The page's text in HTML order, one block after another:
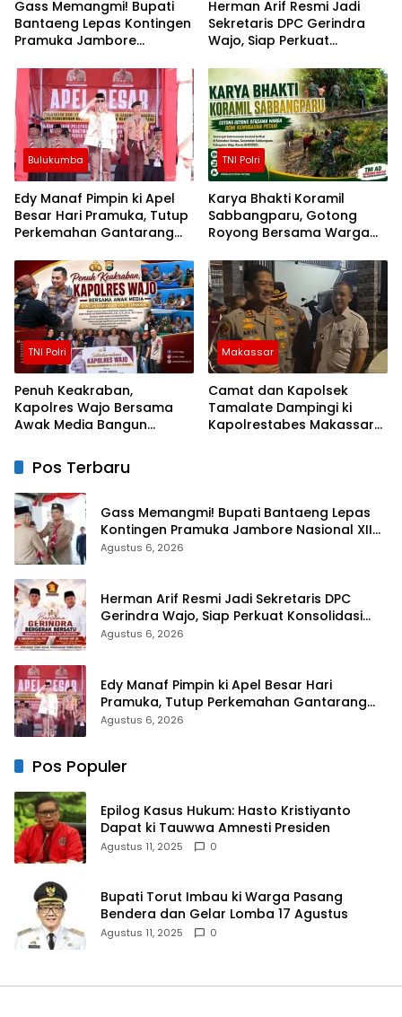
Gass Memangmi! Bupati
Bantaeng Lepas Kontingen
Pramuka Jambore
Herman Arif Resmi Jadi
Sekretaris DPC Gerindra
Wajo, Siap Perkuat
Bulukumba
Edy Manaf Pimpin ki Apel
Besar Hari Pramuka, Tutup
Perkemahan Gantarang
Jamnas XII 2026
TNI Polri
Karya Bhakti Koramil
Sabbangparu, Gotong
Royong Bersama Warga
TNI Polri
Penuh Keakraban,
Kapolres Wajo Bersama
Awak Media Bangun
Makassar
Camat dan Kapolsek
Tamalate Dampingi ki
Kapolrestabes Makassar
Pos Terbaru
Gass Memangmi! Bupati Bantaeng Lepas
Kontingen Pramuka Jambore Nasional XII
Tahun 2026
Agustus 6, 2026
Herman Arif Resmi Jadi Sekretaris DPC
Gerindra Wajo, Siap Perkuat Konsolidasi
Partai
Agustus 6, 2026
Edy Manaf Pimpin ki Apel Besar Hari
Pramuka, Tutup Perkemahan Gantarang
dan Lepas Kontingen Jamnas XII 2026
Agustus 6, 2026
Pos Populer
Epilog Kasus Hukum: Hasto Kristiyanto
Dapat ki Tauwwa Amnesti Presiden
Agustus 11, 2025 0
Bupati Torut Imbau ki Warga Pasang
Bendera dan Gelar Lomba 17 Agustus
Agustus 11, 2025 0